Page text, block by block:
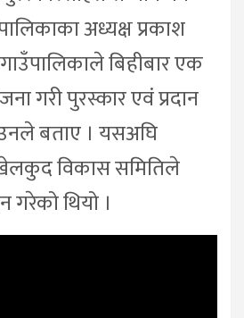
अध्यक्ष प्रकाश
बिहीबार एक
गरी पुरस्कार एवं प्रदान
बताए । यसअघि
विकास समितिले
गरेको थियो ।